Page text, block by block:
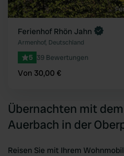
Ferienhof Rhön Jahn
Armenhof, Deutschland
5 39 Bewertungen
Von 30,00 €
Übernachten mit
Auerbach in der
Reisen Sie mit Ihrem